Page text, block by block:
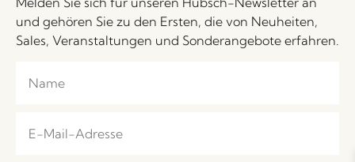
und gehören Sie zu den Ersten, die von Neuheiten,
Sales, Veranstaltungen und Sonderangebote erfahren.